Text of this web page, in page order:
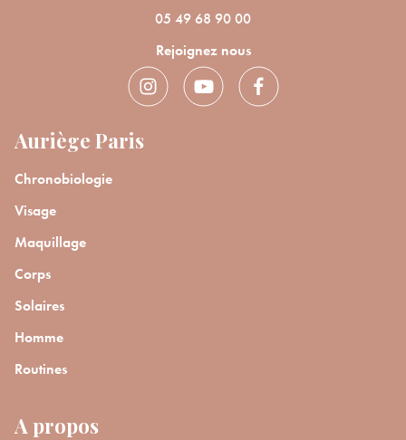
05 49 68 90 00
Rejoignez nous
Auriège Paris
Chronobiologie
Visage
Maquillage
Corps
Solaires
Homme
Routines
A propos